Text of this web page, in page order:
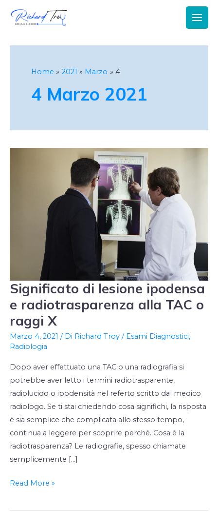
Main
Menu
Home 2021 Marzo 4
4 Marzo 2021
Significato di lesione ipodensa
e radiotrasparenza alla TAC o
raggi X
Marzo 4, 2021 / Di Richard Troy / Esami Diagnostici,
Radiologia
Dopo aver effettuato una TAC o una radiografia si
potrebbe aver letto i termini radiotrasparente,
radiolucido o ipodensità nel referto scritto dal medico
radiologo. Se ti stai chiedendo cosa significhi, la risposta
è sia semplice che complicata allo stesso tempo,
continua a leggere per scoprire perché. Cosa è la
radiotrasparenza? Le radiografie, spesso chiamate
semplicemente […]
Significato
ipodensa
e
radiotrasparenza
alla
TAC
o
raggi
X
Read More »